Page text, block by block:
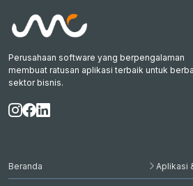
Perusahaan software yang berpengalaman
membuat ratusan aplikasi terbaik untuk
sektor bisnis.
Beranda Aplikasi